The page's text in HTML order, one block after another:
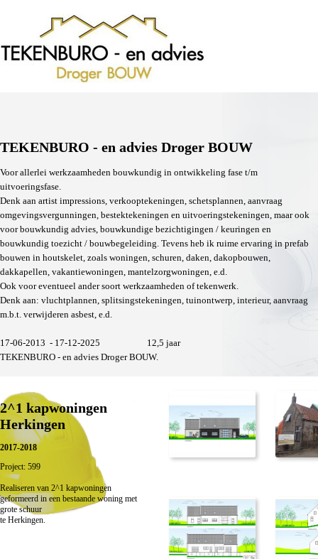
TEKENBURO - en advies Droger BOUW
Voor allerlei werkzaamheden bouwkundig in ontwikkeling fase t/m
uitvoeringsfase.
Denk aan artist impressions, verkooptekeningen, schetsplannen, aanvraag
omgevingsvergunningen, bestektekeningen en uitvoeringstekeningen, maar ook
voor bouwkundig advies, bouwkundige bezichtigingen / keuringen en
bouwkundig toezicht / bouwbegeleiding. Tevens heb ik ruime ervaring in prefab
bouwen in houtskelet, zoals woningen, schuren, daken, dakopbouwen,
dakkapellen, vakantiewoningen, mantelzorgwoningen, e.d.
Ook voor eventueel ander soort werkzaamheden of tekenwerk.
Denk aan: vluchtplannen, splitsingstekeningen, tuinontwerp, interieur, aanvraag
m.b.t. verwijderen asbest, e.d.
17-06-2013 - 17-12-2025 12,5 jaar
TEKENBURO - en advies Droger BOUW.
2^1 kapwoningen
Herkingen
2017-2018
Project: 599
Realiseren van 2^1 kapwoningen
geformeerd in een bestaande woning met
grote schuur
te Herkingen.